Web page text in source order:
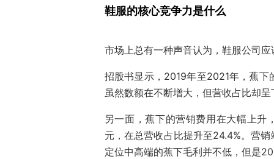
鞋服的核心竞争力是什么
市场上总有一种声音认为，鞋服公司
招股书显示，2019年至2021年，蕉
虽然数额在不断增大，但营收占比却
另一面，蕉下的营销费用在大幅上
元，在总营收占比提升至24.4%。营
定位中高端的蕉下毛利并不低，但是